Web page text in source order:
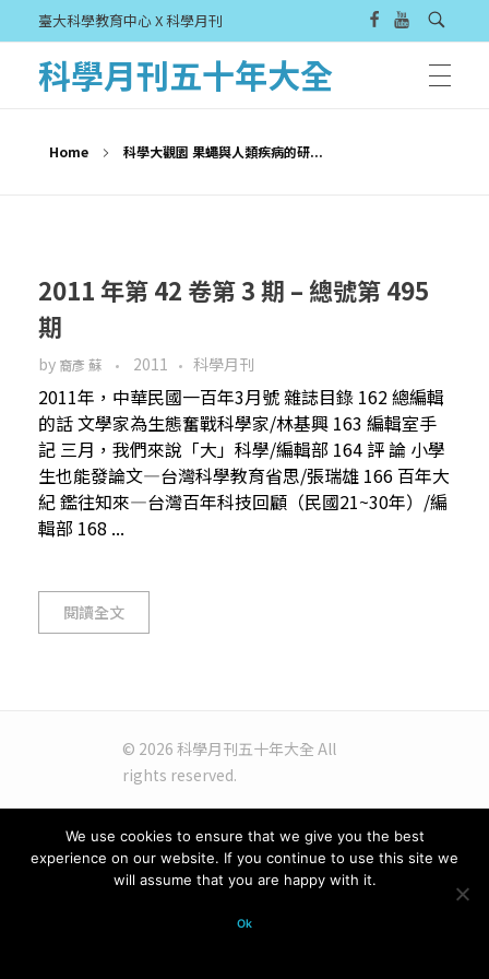
臺大科學教育中心 X 科學月刊
科學月刊五十年大全
Home 科學大觀園 果蠅與人類疾病的研...
2011 年第 42 卷第 3 期 – 總號第 495
期
by 裔彥 蘇 2011 科學月刊
2011年，中華民國一百年3月號 雜誌目錄 162 總編輯
的話 文學家為生態奮戰科學家/林基興 163 編輯室手
記 三月，我們來說「大」科學/編輯部 164 評 論 小學
生也能發論文—台灣科學教育省思/張瑞雄 166 百年大
紀 鑑往知來—台灣百年科技回顧（民國21~30年）/編
輯部 168 ...
閱讀全文
© 2026 科學月刊五十年大全 All
rights reserved.
We use cookies to ensure that we give you the best
experience on our website. If you continue to use this site we
will assume that you are happy with it.
Ok